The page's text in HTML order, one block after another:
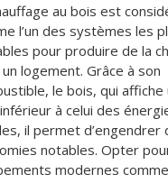
au bois est
l’un des systèmes les
pour produire de la
logement. Grâce à son
le bois, qui affiche
à celui des
il permet d’engendrer
notables. Opter
modernes